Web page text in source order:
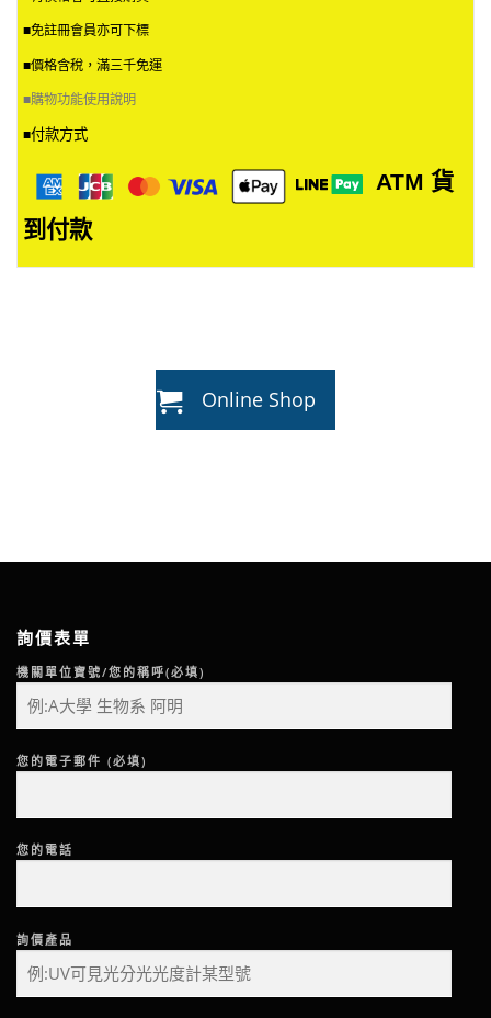
■免註冊會員亦可下標
■價格含稅，滿三千免運
■購物功能使用說明
■付款方式
ATM 貨
到付款
Online Shop
詢價表單
機關單位寶號/您的稱呼(必填)
您的電子郵件 (必填)
您的電話
詢價產品